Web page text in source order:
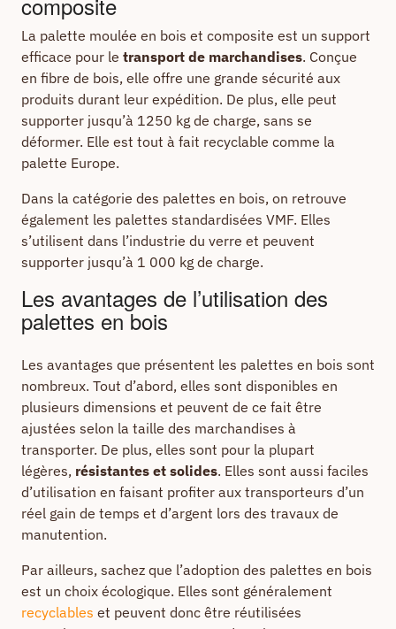
La palette moulée en bois et composite est un support
efficace pour le transport de marchandises. Conçue
en fibre de bois, elle offre une grande sécurité aux
produits durant leur expédition. De plus, elle peut
supporter jusqu’à 1250 kg de charge, sans se
déformer. Elle est tout à fait recyclable comme la
palette Europe.
Dans la catégorie des palettes en bois, on retrouve
également les palettes standardisées VMF. Elles
s’utilisent dans l’industrie du verre et peuvent
supporter jusqu’à 1 000 kg de charge.
Les avantages de l’utilisation des
palettes en bois
Les avantages que présentent les palettes en bois sont
nombreux. Tout d’abord, elles sont disponibles en
plusieurs dimensions et peuvent de ce fait être
ajustées selon la taille des marchandises à
transporter. De plus, elles sont pour la plupart
légères, résistantes et solides. Elles sont aussi faciles
d’utilisation en faisant profiter aux transporteurs d’un
réel gain de temps et d’argent lors des travaux de
manutention.
Par ailleurs, sachez que l’adoption des palettes en bois
est un choix écologique. Elles sont généralement
recyclables et peuvent donc être réutilisées